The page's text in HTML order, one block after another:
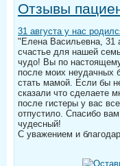
Отзывы
31 августа у нас
"Елена Васильевна, 31
счастье для нашей
чудо! Вы по
после моих неудачных
стать мамой. Если бы
сказали что сделаете
после гистеры у вас
отпустило. Спасибо
чудесный!​⠀
С уважением и